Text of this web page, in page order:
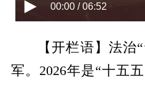
00:00 / 06:52
【开栏语】法治
军。2026年是“十五